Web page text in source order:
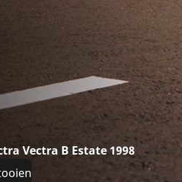
Vectra B Estate 1998